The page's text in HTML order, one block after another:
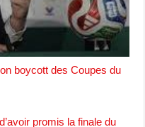
boycott des Coupes du
promis la finale du